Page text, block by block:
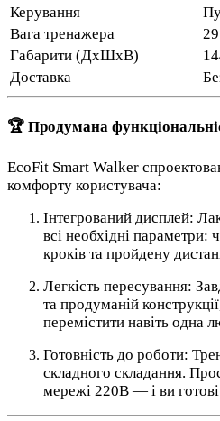
Керування
Вага тренажера
Габарити (ДхШхВ)
Доставка
🏆 Продумана
EcoFit Smart Walker
комфорту користувача:
Інтегрований дисплей:
всі необхідні параметри:
кроків та пройдену
Легкість пересування:
та продуманій
перемістити навіть одна
Готовність до роботи:
складного складання.
мережі 220В — і ви